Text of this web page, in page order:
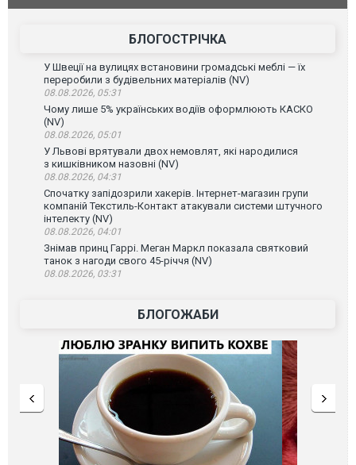
БЛОГОСТРІЧКА
У Швеції на вулицях встановини громадські меблі — їх
переробили з будівельних матеріалів (NV)
08.08.2026, 05:31
Чому лише 5% українських водіїв оформлюють КАСКО
(NV)
08.08.2026, 05:01
У Львові врятували двох немовлят, які народилися
з кишківником назовні (NV)
08.08.2026, 04:31
Спочатку запідозрили хакерів. Інтернет-магазин групи
компаній Текстиль-Контакт атакували системи штучного
інтелекту (NV)
08.08.2026, 04:01
Знімав принц Гаррі. Меган Маркл показала святковий
танок з нагоди свого 45-річчя (NV)
08.08.2026, 03:31
БЛОГОЖАБИ